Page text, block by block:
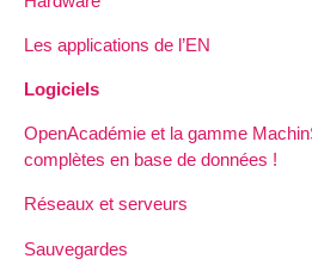
Les applications de l’EN
Logiciels
OpenAcadémie et la gamme
complètes en base de données !
Réseaux et serveurs
Sauvegardes